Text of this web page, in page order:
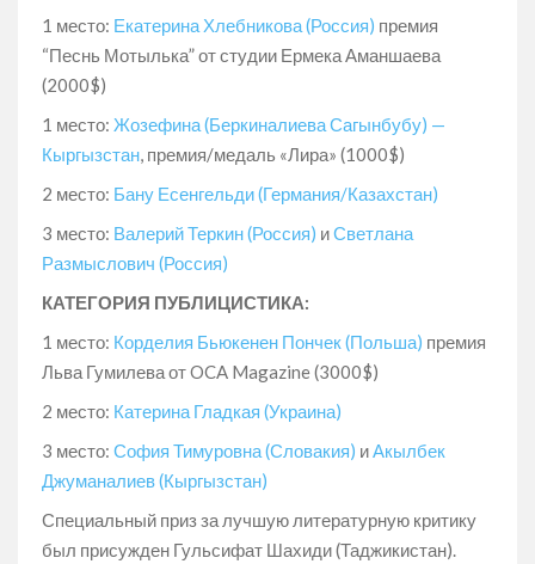
1 место: Екатерина Хлебникова (Россия) премия
“Песнь Мотылька” от студии Ермека Аманшаева
(2000$)
1 место: Жозефина (Беркиналиева Сагынбубу) —
Кыргызстан, премия/медаль «Лира» (1000$)
2 место: Бану Есенгельди (Германия/Казахстан)
3 место: Валерий Теркин (Россия) иСветлана
Размыслович (Россия)
КАТЕГОРИЯ ПУБЛИЦИСТИКА:
1 место: Корделия Бьюкенен Пончек (Польша) премия
Льва Гумилева от OCA Magazine (3000$)
2 место: Катерина Гладкая (Украина)
3 место: София Тимуровна (Словакия) иАкылбек
Джуманалиев (Кыргызстан)
Специальный приз за лучшую литературную критику
был присужден Гульсифат Шахиди (Таджикистан).